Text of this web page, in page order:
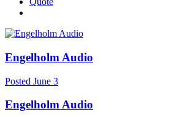
Engelholm Audio
Posted June 3
Engelholm Audio